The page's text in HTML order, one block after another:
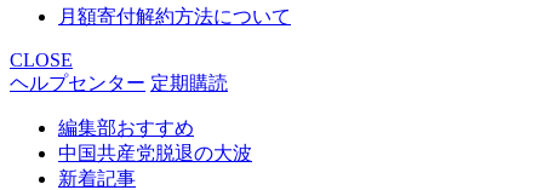
月額寄付解約方法について
CLOSE
ヘルプセンター 定期購読
編集部おすすめ
中国共産党脱退の大波
新着記事